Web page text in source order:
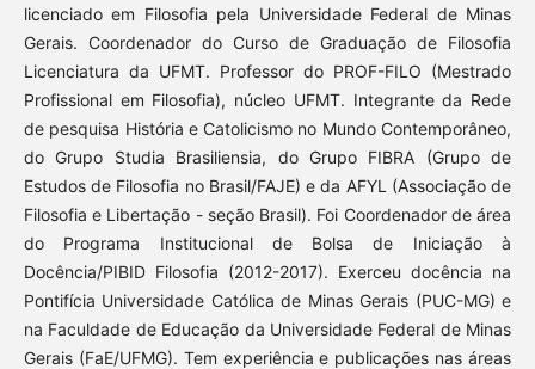
licenciado em Filosofia pela Universidade Federal de Minas
Gerais. Coordenador do Curso de Graduação de Filosofia
Licenciatura da UFMT. Professor do PROF-FILO (Mestrado
Profissional em Filosofia), núcleo UFMT. Integrante da Rede
de pesquisa História e Catolicismo no Mundo Contemporâneo,
do Grupo Studia Brasiliensia, do Grupo FIBRA (Grupo de
Estudos de Filosofia no Brasil/FAJE) e da AFYL (Associação de
Filosofia e Libertação - seção Brasil). Foi Coordenador de área
do Programa Institucional de Bolsa de Iniciação à
Docência/PIBID Filosofia (2012-2017). Exerceu docência na
Pontifícia Universidade Católica de Minas Gerais (PUC-MG) e
na Faculdade de Educação da Universidade Federal de Minas
Gerais (FaE/UFMG). Tem experiência e publicações nas áreas